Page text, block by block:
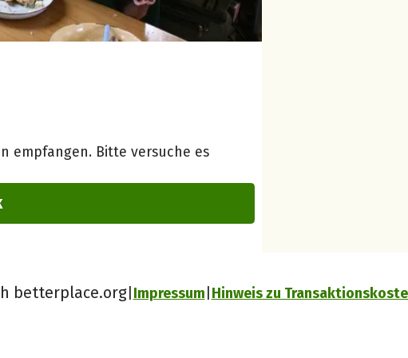
empfangen. Bitte versuche es
betterplace.org Impressum Hinweis zu